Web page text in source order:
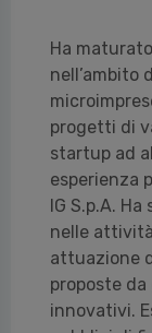
Ha
nell’ambito
progetti di
startup ad
esperienza
IG S.p.A.
nelle
attuazione
proposte
innovativi.